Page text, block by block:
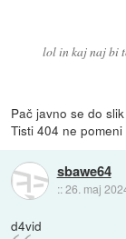
lol in kaj naj bi
Pač javno se do
Tisti 404 ne pomeni
sbawe64
::26. maj
d4vid